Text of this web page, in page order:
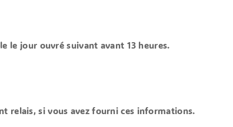
le jour ouvré suivant avant 13 heures.
relais, si vous avez fourni ces informations.